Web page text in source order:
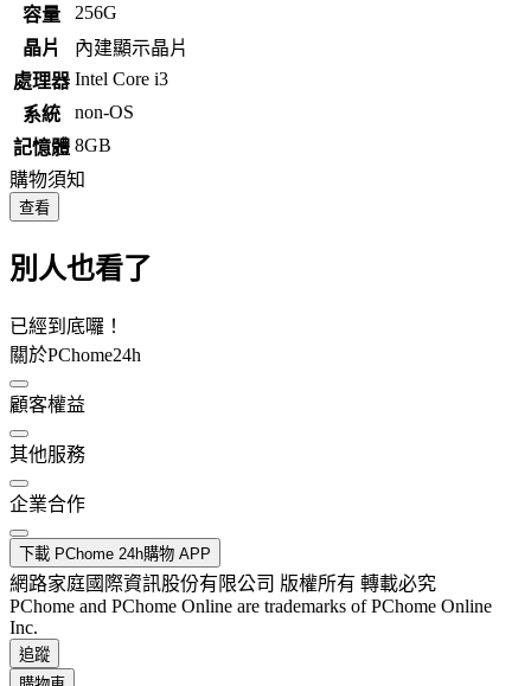
容量
256G
晶片
內建顯示晶片
處理器 Intel Core i3
系統
non-OS
記憶體 8GB
購物須知
查看
別人也看了
已經到底囉！
關於PChome24h
顧客權益
其他服務
企業合作
下載 PChome 24h購物 APP
網路家庭國際資訊股份有限公司 版權所有 轉載必究
PChome and PChome Online are trademarks of PChome Online
Inc.
追蹤